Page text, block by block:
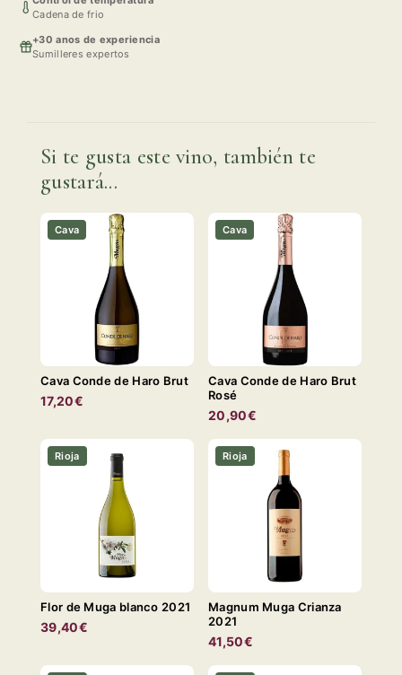
Cadena de frio
+30 anos de experiencia
Sumilleres expertos
Si te gusta este vino, también te
gustará...
Cava
Cava Conde de Haro Brut
17,20€
Cava
Cava Conde de Haro Brut
Rosé
20,90€
Rioja
Flor de Muga blanco 2021
39,40€
Rioja
Magnum Muga Crianza
2021
41,50€